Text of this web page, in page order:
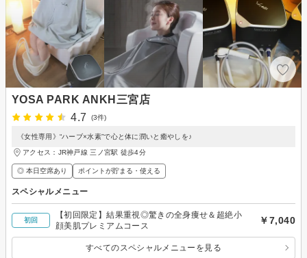
YOSA PARK ANKH三宮店
4.7
(3件)
《女性専用》“ハーブ×水素”で心と体に潤いと癒やしを♪
アクセス：JR神戸線 三ノ宮駅 徒歩4分
◎ 本日空席あり ポイントが貯まる・使える
スペシャルメニュー
初回
【初回限定】結果重視◎驚きの全身痩せ＆超絶小
顔美肌プレミアムコース
￥7,040
すべてのスペシャルメニューを見る